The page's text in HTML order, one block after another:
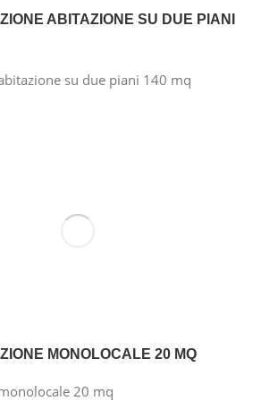
ABITAZIONE SU DUE PIANI
su due piani 140 mq
MONOLOCALE 20 MQ
20 mq